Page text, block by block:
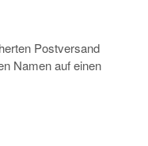
Postversand
Namen auf einen